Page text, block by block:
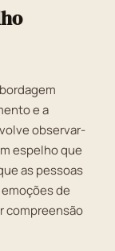
e a
observar-
espelho que
as pessoas
de
compreensão